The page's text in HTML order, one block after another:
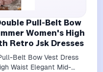
Pull-Belt Bow
Women's High
Retro Jsk Dresses
Belt Bow Vest Dress
Waist Elegant Mid-